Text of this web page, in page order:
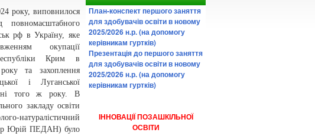
року, виповнилося
повномасштабного
рф в Україну, яке
окупації
Крим в
та захоплення
і Луганської
того ж року. В
закладу освіти
натуралістичний
Юрій ПЕДАН) було
План-конспект першого заняття
для здобувачів освіти в новому
2025/2026 н.р. (на допомогу
керівникам гуртків)
Презентація до першого заняття
для здобувачів освіти в новому
2025/2026 н.р. (на допомогу
керівникам гуртків)
ІННОВАЦІЇ ПОЗАШКІЛЬНОЇ
ОСВІТИ